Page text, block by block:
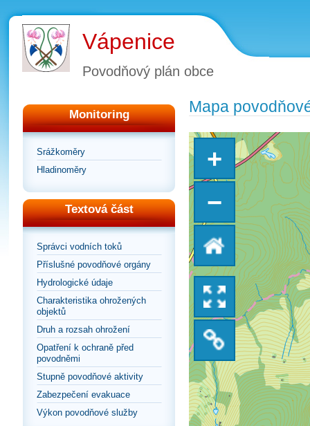
Vápenice
Povodňový plán obce
Monitoring
Srážkoměry
Hladinoměry
Textová část
Správci vodních toků
Příslušné povodňové orgány
Hydrologické údaje
Charakteristika ohrožených
objektů
Druh a rozsah ohrožení
Opatření k ochraně před
povodněmi
Stupně povodňové aktivity
Zabezpečení evakuace
Výkon povodňové služby
Mapa
+
−
Přepnout
zobrazení
na
celou
Vrátit
se
na
výchozí
pohled
Sdílet
odkaz
na